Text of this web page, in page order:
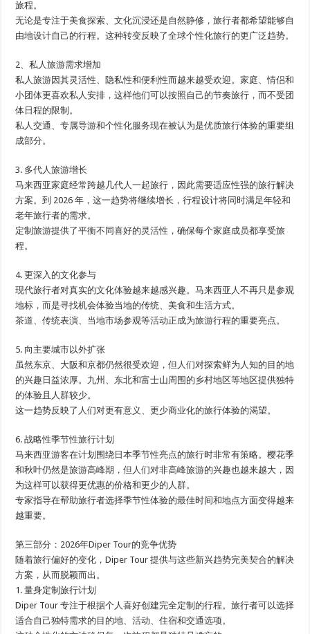
旅程。
无论是专注于美食探索、文化沉浸还是自然静修，旅行者都希望能够自
由地设计自己的行程。这种转变反映了全球个性化旅行的更广泛趋势。
2、私人旅游需求增加
私人旅游因其灵活性、隐私性和便利性而越来越受欢迎。家庭、情侣和
小团体更喜欢私人安排，这样他们可以按照自己的节奏旅行，而不受团
体日程的限制。
私人交通、专属导游和个性化服务现在被认为是优质旅行体验的重要组
成部分。
3. 多代人旅游增长
马来西亚家庭经常跨越几代人一起旅行，因此需要适应性强的旅行解决
方案。到 2026 年，这一趋势将继续增长，行程设计将同时满足年轻和
老年旅行者的需求。
定制旅游提供了平衡不同喜好的灵活性，确保每个家庭成员都享受旅
程。
4. 更深入的文化参与
现代旅行者对真实的文化体验越来越感兴趣。马来西亚人不再只是参观
地标，而是寻找机会体验当地的传统、美食和生活方式。
茶道、传统表演、当地市场参观等活动正成为旅游行程的重要亮点。
5. 向主要城市以外扩张
虽然东京、大阪和京都仍然很受欢迎，但人们对探索鲜为人知的目的地
的兴趣日益浓厚。九州、东北和富士山周围的乡村地区等地区提供独特
的体验且人群较少。
这一趋势反映了人们对更有意义、更少商业化的旅行体验的渴望。
6. 战略性季节性旅行计划
马来西亚游客在计划围绕日本季节性亮点的旅行时非常有策略。樱花季
和秋叶仍然是旅游高峰期，但人们对非高峰旅游的兴趣也越来越大，因
为这样可以获得更优惠的价格和更少的人群。
专家指导在帮助旅行者选择季节性体验的最佳时间和地点方面变得越来
越重要。
第三部分：2026年Diper Tour的竞争优势
随着旅行偏好的变化，Diper Tour 提供与这些新兴趋势完美契合的解决
方案，从而脱颖而出。
1. 量身定制旅行计划
Diper Tour 专注于根据个人喜好创建完全定制的行程。旅行者可以选择
适合自己独特需求的目的地、活动、住宿和交通选项。